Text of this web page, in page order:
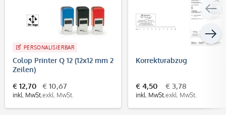
PERSONALISIERBAR
Colop Printer Q 12 (12x12 mm 2
Zeilen)
€ 12,70
inkl. MwSt.
€ 10,67
exkl. MwSt.
Korrekturabzug
€ 4,50
inkl. MwSt.
€ 3,78
exkl. MwSt.